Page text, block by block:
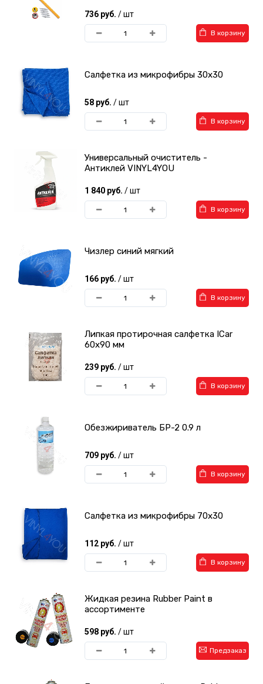
736 руб. / шт
В корзину
Салфетка из микрофибры 30х30
58 руб. / шт
В корзину
Универсальный очиститель -
Антиклей VINYL4YOU
1 840 руб. / шт
В корзину
Чизлер синий мягкий
166 руб. / шт
В корзину
Липкая протирочная салфетка ICar
60x90 мм
239 руб. / шт
В корзину
Обезжириватель БР-2 0.9 л
709 руб. / шт
В корзину
Салфетка из микрофибры 70х30
112 руб. / шт
В корзину
Жидкая резина Rubber Paint в
ассортименте
598 руб. / шт
Предзаказ